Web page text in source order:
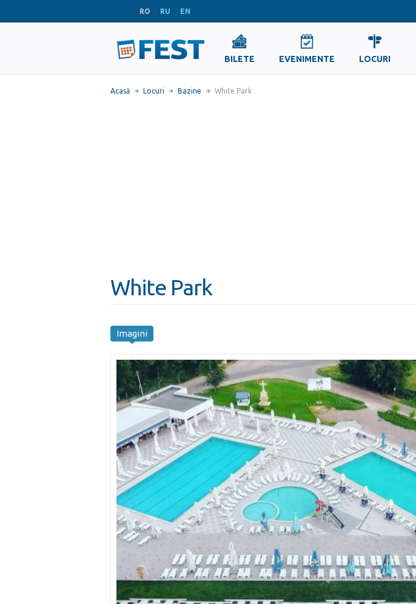
RO RU EN
BILETE EVENIMENTE LOCURI
Acasă Locuri Bazine White Park
White Park
Imagini